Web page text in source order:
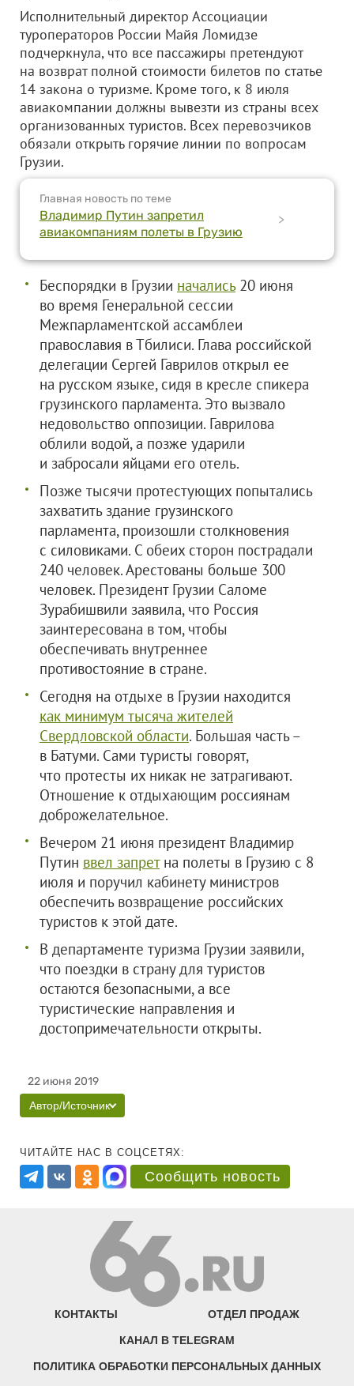
Исполнительный директор Ассоциации
туроператоров России Майя Ломидзе
подчеркнула, что все пассажиры претендуют
на возврат полной стоимости билетов по статье
14 закона о туризме. Кроме того, к 8 июля
авиакомпании должны вывезти из страны всех
организованных туристов. Всех перевозчиков
обязали открыть горячие линии по вопросам
Грузии.
Главная новость по теме
Владимир Путин запретил
авиакомпаниям полеты в Грузию
>
Беспорядки в Грузии начались20 июня
во время Генеральной сессии
Межпарламентской ассамблеи
православия в Тбилиси. Глава российской
делегации Сергей Гаврилов открыл ее
на русском языке, сидя в кресле спикера
грузинского парламента. Это вызвало
недовольство оппозиции. Гаврилова
облили водой, а позже ударили
и забросали яйцами его отель.
Позже тысячи протестующих попытались
захватить здание грузинского
парламента, произошли столкновения
с силовиками. С обеих сторон пострадали
240 человек. Арестованы больше 300
человек. Президент Грузии Саломе
Зурабишвили заявила, что Россия
заинтересована в том, чтобы
обеспечивать внутреннее
противостояние в стране.
Сегодня на отдыхе в Грузии находится
как минимум тысяча жителей
Свердловской области. Большая часть –
в Батуми. Сами туристы говорят,
что протесты их никак не затрагивают.
Отношение к отдыхающим россиянам
доброжелательное.
Вечером 21 июня президент Владимир
Путин ввел запретна полеты в Грузию с 8
июля и поручил кабинету министров
обеспечить возвращение российских
туристов к этой дате.
В департаменте туризма Грузии заявили,
что поездки в страну для туристов
остаются безопасными, а все
туристические направления и
достопримечательности открыты.
22 июня 2019
Автор/Источник
ЧИТАЙТЕ НАС В СОЦСЕТЯХ:
Сообщить новость
КОНТАКТЫ ОТДЕЛ ПРОДАЖ
КАНАЛ В TELEGRAM
ПОЛИТИКА ОБРАБОТКИ ПЕРСОНАЛЬНЫХ ДАННЫХ